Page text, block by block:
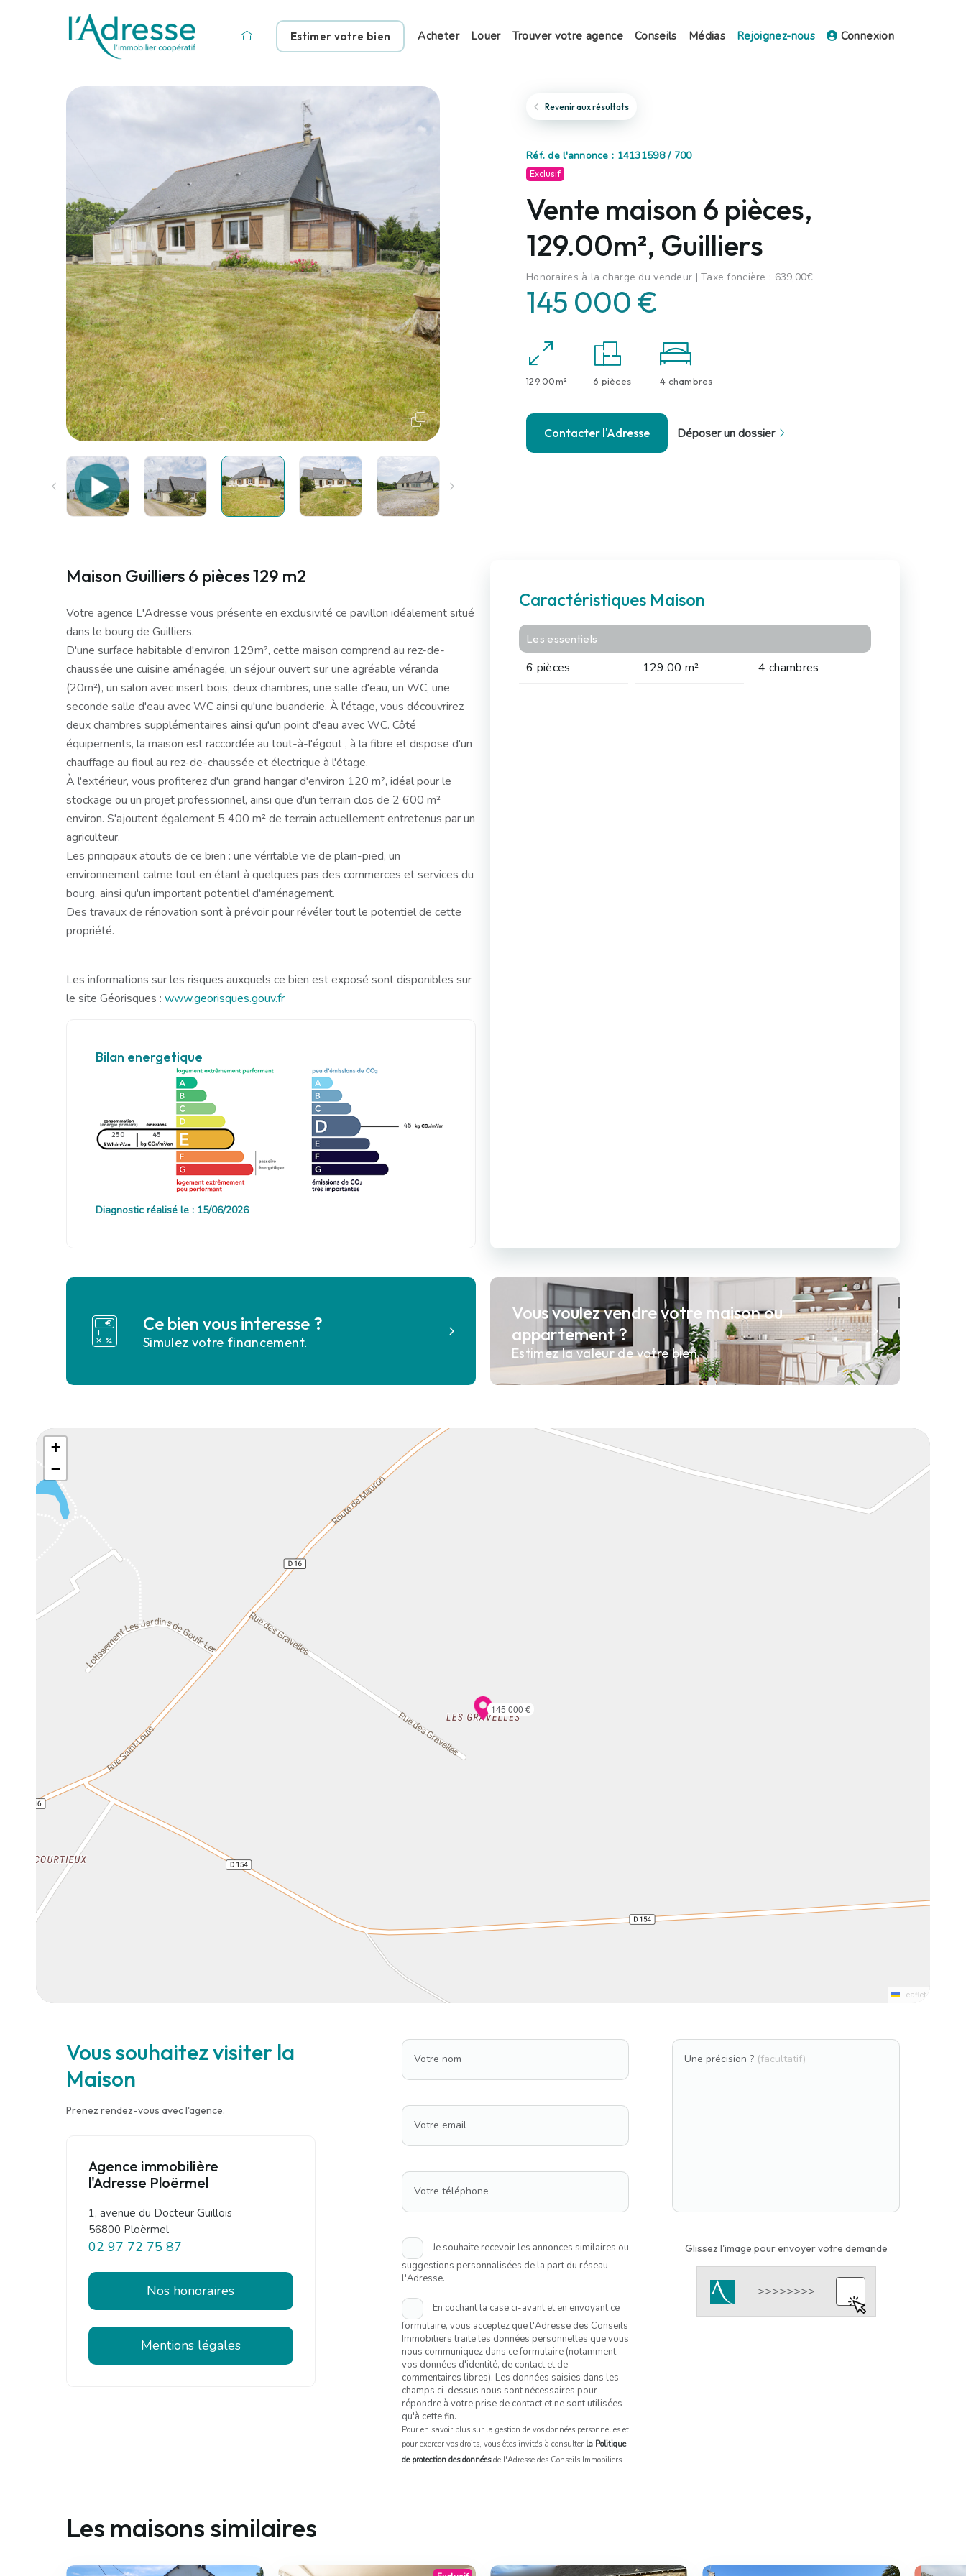
Estimer votre bien Acheter Louer Trouver votre agence Conseils Médias Rejoignez-nous Connexion
Revenir aux résultats
Réf. de l'annonce : 14131598 / 700
Exclusif
Vente maison 6 pièces,
129.00m², Guilliers
Honoraires à la charge du vendeur | Taxe foncière : 639,00€
145 000 €
129.00m² 6 pièces 4 chambres
Contacter l'Adresse Déposer un dossier
Maison Guilliers 6 pièces 129 m2
Votre agence L'Adresse vous présente en exclusivité ce pavillon idéalement situé
dans le bourg de Guilliers.
D'une surface habitable d'environ 129m², cette maison comprend au rez-de-
chaussée une cuisine aménagée, un séjour ouvert sur une agréable véranda
(20m²), un salon avec insert bois, deux chambres, une salle d'eau, un WC, une
seconde salle d'eau avec WC ainsi qu'une buanderie. À l'étage, vous découvrirez
deux chambres supplémentaires ainsi qu'un point d'eau avec WC. Côté
équipements, la maison est raccordée au tout-à-l'égout , à la fibre et dispose d'un
chauffage au fioul au rez-de-chaussée et électrique à l'étage.
À l'extérieur, vous profiterez d'un grand hangar d'environ 120 m², idéal pour le
stockage ou un projet professionnel, ainsi que d'un terrain clos de 2 600 m²
environ. S'ajoutent également 5 400 m² de terrain actuellement entretenus par un
agriculteur.
Les principaux atouts de ce bien : une véritable vie de plain-pied, un
environnement calme tout en étant à quelques pas des commerces et services du
bourg, ainsi qu'un important potentiel d'aménagement.
Des travaux de rénovation sont à prévoir pour révéler tout le potentiel de cette
propriété.
Les informations sur les risques auxquels ce bien est exposé sont disponibles sur
le site Géorisques : www.georisques.gouv.fr
Bilan energetique
250 45
45
Diagnostic réalisé le : 15/06/2026
Caractéristiques Maison
Les essentiels
6 pièces 129.00 m² 4 chambres
Ce bien vous interesse ?
Simulez votre financement.
Vous voulez vendre votre maison ou
appartement ?
Estimez la valeur de votre bien.
145 000 €
+
−
Leaflet
Vous souhaitez visiter la
Maison
Prenez rendez-vous avec l'agence.
Agence immobilière
l'Adresse Ploërmel
1, avenue du Docteur Guillois
56800 Ploërmel
02 97 72 75 87
Nos honoraires
Mentions légales
Votre nom
Votre email
Votre téléphone
Je souhaite recevoir les annonces similaires ou
suggestions personnalisées de la part du réseau
l'Adresse.
En cochant la case ci-avant et en envoyant ce
formulaire, vous acceptez que l'Adresse des Conseils
Immobiliers traite les données personnelles que vous
nous communiquez dans ce formulaire (notamment
vos données d'identité, de contact et de
commentaires libres). Les données saisies dans les
champs ci-dessus nous sont nécessaires pour
répondre à votre prise de contact et ne sont utilisées
qu'à cette fin.
Pour en savoir plus sur la gestion de vos données personnelles et
pour exercer vos droits, vous êtes invités à consulter la Politique
de protection des donnéesde l'Adresse des Conseils Immobiliers.
Une précision ? (facultatif)
Glissez l'image pour envoyer votre demande
Les maisons similaires